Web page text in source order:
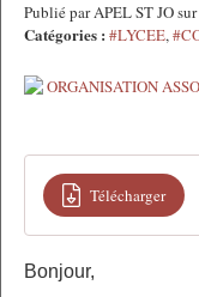
Publié par APEL ST JO
Catégories : #LYCEE,
Télécharger
Bonjour,